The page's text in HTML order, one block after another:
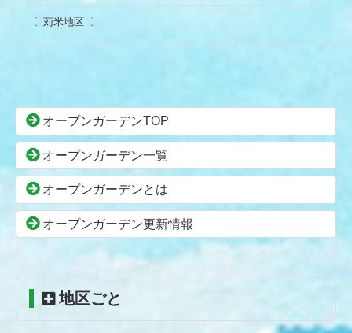
苅米地区
ン
ン
ツ
文
先
へ
ー
の
先
へ
る
オープンガーデンTOP
オープンガーデン一覧
オープンガーデンとは
オープンガーデン更新情報
地区ごと